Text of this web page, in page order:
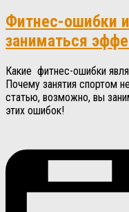
Фитнес-ошибки
заниматься
Какие фитнес-ошибки
Почему занятия спортом
статью, возможно, вы
этих ошибок!